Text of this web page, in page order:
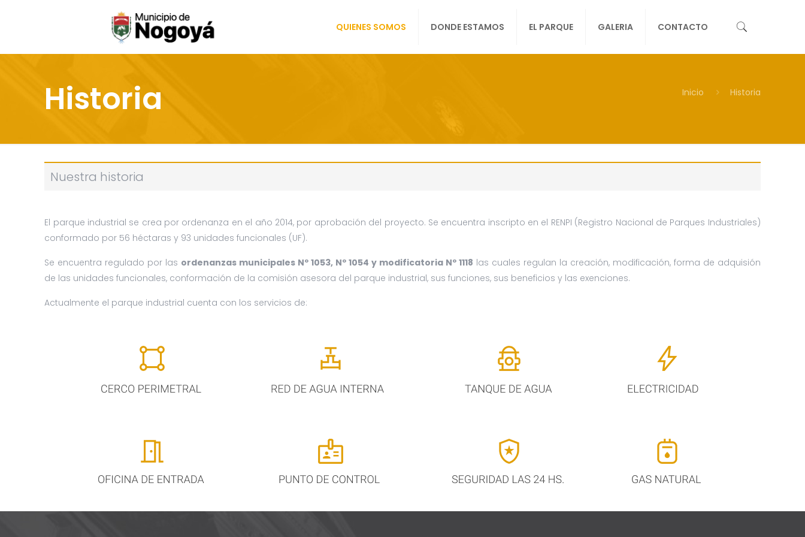
QUIENES SOMOS DONDE ESTAMOS EL PARQUE GALERIA CONTACTO
Historia Inicio Historia
Nuestra historia
El parque industrial se crea por ordenanza en el año 2014, por aprobación del proyecto. Se encuentra inscripto en el RENPI (Registro Nacional de Parques Industriales)
conformado por 56 héctaras y 93 unidades funcionales (UF).
Se encuentra regulado por las ordenanzas municipales Nº 1053, Nº 1054 y modificatoria Nº 1118 las cuales regulan la creación, modificación, forma de adquisión
de las unidades funcionales, conformación de la comisión asesora del parque industrial, sus funciones, sus beneficios y las exenciones.
Actualmente el parque industrial cuenta con los servicios de: